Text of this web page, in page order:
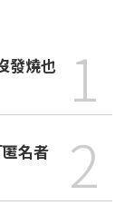
1
名者
2